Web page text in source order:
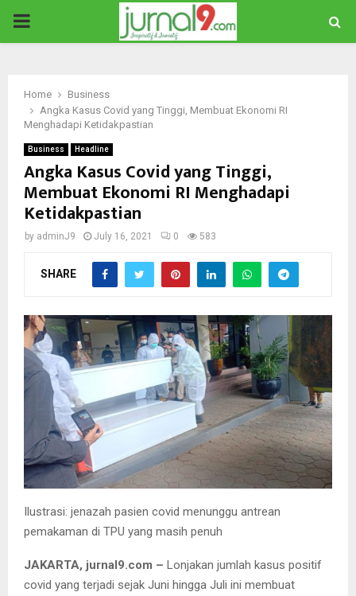
PRIMARY
Home
Business
Angka Kasus Covid yang Tinggi, Membuat Ekonomi RI
Menghadapi Ketidakpastian
Business Headline
Angka Kasus Covid yang Tinggi,
Membuat Ekonomi RI Menghadapi
Ketidakpastian
by adminJ9 July 16, 2021 0 583
SHARE
Ilustrasi: jenazah pasien covid menunggu antrean
pemakaman di TPU yang masih penuh
JAKARTA, jurnal9.com – Lonjakan jumlah kasus positif
covid yang terjadi sejak Juni hingga Juli ini membuat